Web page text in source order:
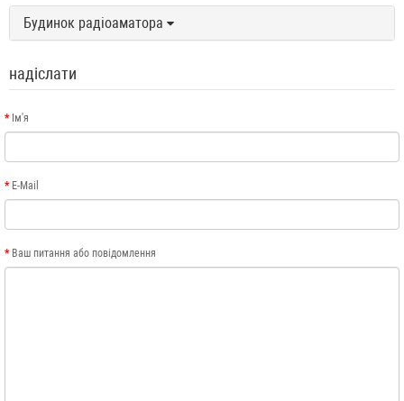
Будинок радіоаматора
надіслати
Ім'я
E-Mail
Ваш питання або повідомлення